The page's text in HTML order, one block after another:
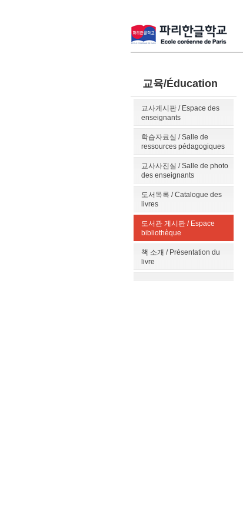
교육/Éducation
교사게시판 / Espace des
enseignants
학습자료실 / Salle de
ressources pédagogiques
교사사진실 / Salle de photo
des enseignants
도서목록 / Catalogue des
livres
도서관 게시판 / Espace
bibliothèque
책 소개 / Présentation du
livre